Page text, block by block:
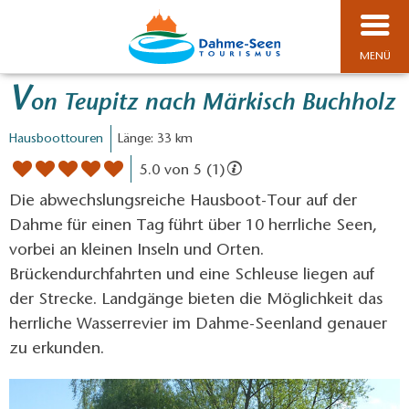
MENÜ
Von Teupitz nach Märkisch Buchholz
Hausboottouren Länge: 33 km
5.0 von 5 (1)
Die abwechslungsreiche Hausboot-Tour auf der
Dahme für einen Tag führt über 10 herrliche Seen,
vorbei an kleinen Inseln und Orten.
Brückendurchfahrten und eine Schleuse liegen auf
der Strecke. Landgänge bieten die Möglichkeit das
herrliche Wasserrevier im Dahme-Seenland genauer
zu erkunden.